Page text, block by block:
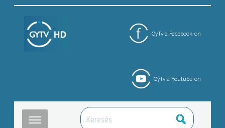
GyTv a Facebook-on
GyTv a Youtube-on